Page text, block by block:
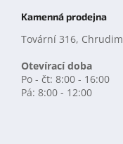
Kamenná prodejna
Tovární 316, Chrudim
Otevírací doba
Po - čt: 8:00 - 16:00
Pá: 8:00 - 12:00